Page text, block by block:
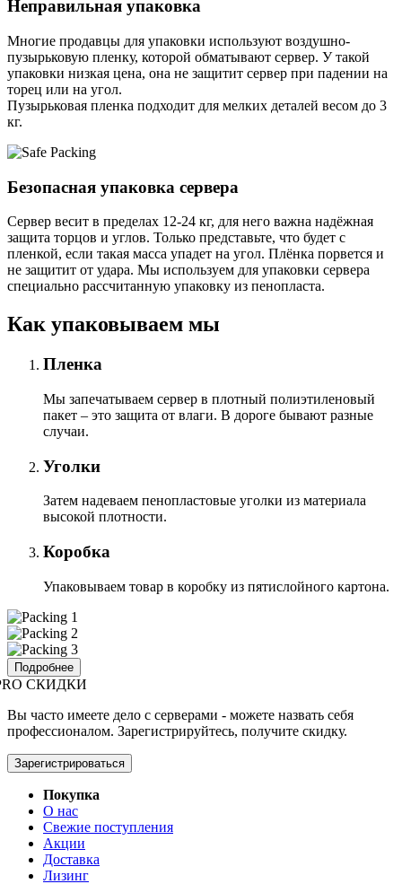
Неправильная упаковка
Многие продавцы для упаковки используют воздушно-
пузырьковую пленку, которой обматывают сервер. У такой
упаковки низкая цена, она не защитит сервер при падении на
торец или на угол.
Пузырьковая пленка подходит для мелких деталей весом до 3
кг.
Безопасная упаковка сервера
Сервер весит в пределах 12-24 кг, для него важна надёжная
защита торцов и углов. Только представьте, что будет с
пленкой, если такая масса упадет на угол. Плёнка порвется и
не защитит от удара. Мы используем для упаковки сервера
специально расcчитанную упаковку из пенопласта.
Как упаковываем мы
Пленка
Мы запечатываем сервер в плотный полиэтиленовый
пакет – это защита от влаги. В дороге бывают разные
случаи.
Уголки
Затем надеваем пенопластовые уголки из материала
высокой плотности.
Коробка
Упаковываем товар в коробку из пятислойного картона.
Подробнее
СКИДКИ
Вы часто имеете дело с серверами - можете назвать себя
профессионалом. Зарегистрируйтесь, получите скидку.
Зарегистрироваться
Покупка
О нас
Свежие поступления
Акции
Доставка
Лизинг